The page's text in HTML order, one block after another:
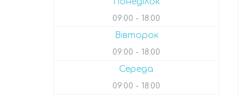
09:00 18:00
Вівторок
09:00 18:00
Середа
09:00 18:00